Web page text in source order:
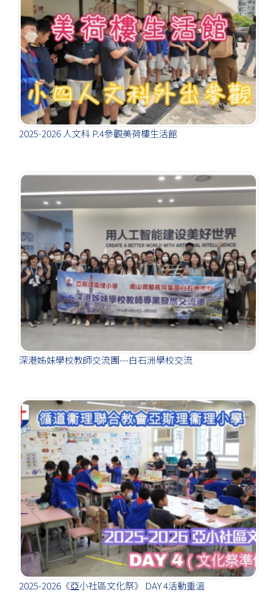
2025-2026 人文科 P.4參觀美荷樓生活館
深港姊妹學校教師交流團---白石洲學校交流
2025-2026《亞小社區文化祭》 DAY 4活動重溫